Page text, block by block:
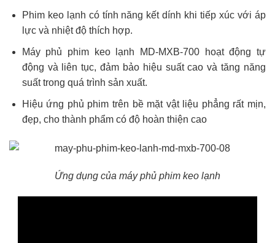
Phim keo lạnh có tính năng kết dính khi tiếp xúc với áp
lực và nhiệt độ thích hợp.
Máy phủ phim keo lạnh MD-MXB-700 hoạt động tự
động và liên tục, đảm bảo hiệu suất cao và tăng năng
suất trong quá trình sản xuất.
Hiệu ứng phủ phim trên bề mặt vật liệu phẳng rất mịn,
đẹp, cho thành phẩm có độ hoàn thiện cao
Ứng dụng của máy phủ phim keo lạnh